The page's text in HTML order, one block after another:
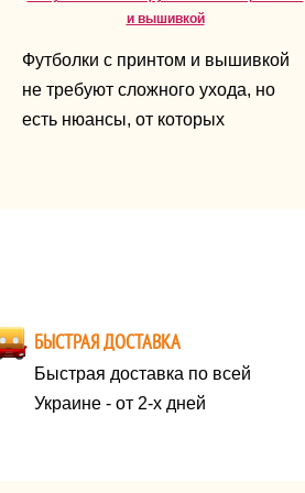
и вышивкой
Футболки с принтом и вышивкой
не требуют сложного ухода, но
есть нюансы, от которых
БЫСТРАЯ ДОСТАВКА
Быстрая доставка по всей
Украине - от 2-х дней